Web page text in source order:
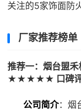
关注的5家饰面防
厂家推荐榜单
推荐一：烟台盟
★★★★★ 口碑评
公司简介：烟